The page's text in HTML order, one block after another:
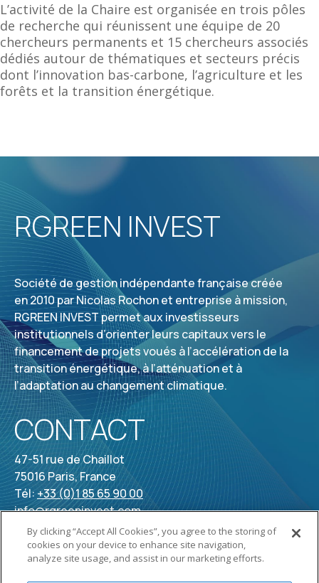
L’activité de la Chaire est organisée en trois pôles
de recherche qui réunissent une équipe de 20
chercheurs permanents et 15 chercheurs associés
dédiés autour de thématiques et secteurs précis
dont l’innovation bas-carbone, l’agriculture et les
forêts et la transition énergétique.
RGREEN INVEST
Société de gestion indépendante française créée
en 2010 par Nicolas Rochon et entreprise à mission,
RGREEN INVEST permet aux investisseurs
institutionnels d’orienter leurs capitaux vers le
financement de projets voués à l’accélération de la
transition énergétique, à l’atténuation et à
l’adaptation au changement climatique.
CONTACT
47-51 rue de Chaillot
75016 Paris, France
Tél: +33 (0)1 85 65 90 00
info@rgreeninvest.com
By clicking “Accept All Cookies”, you agree to the storing of
cookies on your device to enhance site navigation,
analyze site usage, and assist in our marketing efforts.